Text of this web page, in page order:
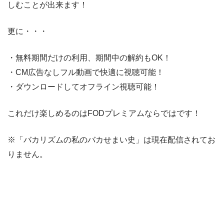
しむことが出来ます！
更に・・・
・無料期間だけの利用、期間中の解約もOK！
・CM広告なしフル動画で快適に視聴可能！
・ダウンロードしてオフライン視聴可能！
これだけ楽しめるのはFODプレミアムならではです！
※「バカリズムの私のバカせまい史」は現在配信されてお
りません。